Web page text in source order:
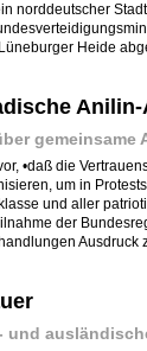
norddeutscher
Heide
gemeinsame
•daß die
um in
und aller
der
Ausdruck
und